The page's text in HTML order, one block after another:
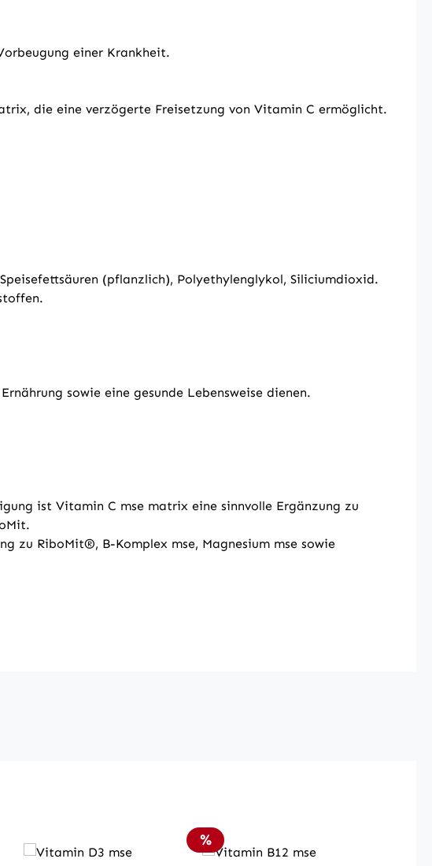
einer Krankheit.
die eine verzögerte Freisetzung von Vitamin C ermöglicht.
(pflanzlich), Polyethylenglykol, Siliciumdioxid.
sowie eine gesunde Lebensweise dienen.
ist Vitamin C mse matrix eine sinnvolle Ergänzung zu
zu RiboMit®, B-Komplex mse, Magnesium mse sowie
Rabatt
%